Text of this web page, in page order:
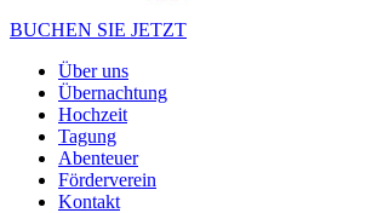
BUCHEN SIE JETZT
Über uns
Übernachtung
Hochzeit
Tagung
Abenteuer
Förderverein
Kontakt